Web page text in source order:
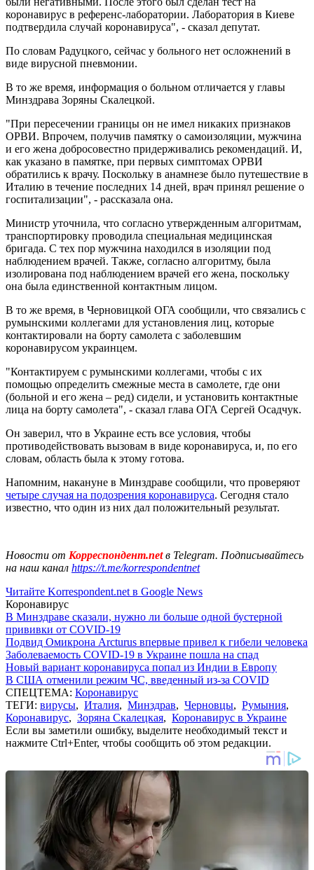
коронавирус в референс-лаборатории. Лаборатория в Киеве
подтвердила случай коронавируса", - сказал депутат.
По словам Радуцкого, сейчас у больного нет осложнений в
виде вирусной пневмонии.
В то же время, информация о больном отличается у главы
Минздрава Зоряны Скалецкой.
"При пересечении границы он не имел никаких признаков
ОРВИ. Впрочем, получив памятку о самоизоляции, мужчина
и его жена добросовестно придерживались рекомендаций. И,
как указано в памятке, при первых симптомах ОРВИ
обратились к врачу. Поскольку в анамнезе было путешествие в
Италию в течение последних 14 дней, врач принял решение о
госпитализации", - рассказала она.
Министр уточнила, что согласно утвержденным алгоритмам,
транспортировку проводила специальная медицинская
бригада. С тех пор мужчина находился в изоляции под
наблюдением врачей. Также, согласно алгоритму, была
изолирована под наблюдением врачей его жена, поскольку
она была единственной контактным лицом.
В то же время, в Черновицкой ОГА сообщили, что связались с
румынскими коллегами для установления лиц, которые
контактировали на борту самолета с заболевшим
коронавирусом украинцем.
"Контактируем с румынскими коллегами, чтобы с их
помощью определить смежные места в самолете, где они
(больной и его жена – ред) сидели, и установить контактные
лица на борту самолета", - сказал глава ОГА Сергей Осадчук.
Он заверил, что в Украине есть все условия, чтобы
противодействовать вызовам в виде коронавируса, и, по его
словам, область была к этому готова.
Напомним, накануне в Минздраве сообщили, что проверяют
четыре случая на подозрения коронавируса. Сегодня стало
известно, что один из них дал положительный результат.
Новости от Корреспондент.netв Telegram. Подписывайтесь
на наш канал https://t.me/korrespondentnet
Читайте Korrespondent.net в Google News
Коронавирус
В Минздраве сказали, нужно ли больше одной бустерной
прививки от COVID-19
Подвид Омикрона Arcturus впервые привел к гибели человека
Заболеваемость COVID-19 в Украине пошла на спад
Новый вариант коронавируса попал из Индии в Европу
В США отменили режим ЧС, введенный из-за COVID
СПЕЦТЕМА: Коронавирус
ТЕГИ: вирусы, Италия, Минздрав, Черновцы, Румыния,
Коронавирус, Зоряна Скалецкая, Коронавирус в Украине
Если вы заметили ошибку, выделите необходимый текст и
нажмите Ctrl+Enter, чтобы сообщить об этом редакции.